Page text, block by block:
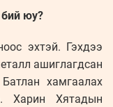
бий юу?
эхтэй. Гэхдээ
ашиглагдсан
хамгаалах
Харин Хятадын